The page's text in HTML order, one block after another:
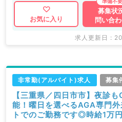
お気に入り
募集状
問い合
求人更新日 :
非常勤(アルバイト)求人 募集
【三重県／四日市市】夜診
能！曜日を選べるAGA専門
トでのご勤務です◎時給1万